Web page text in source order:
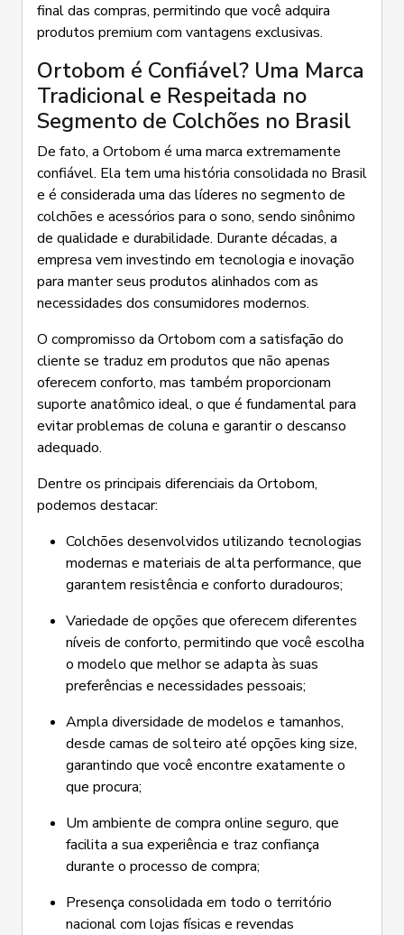
final das compras, permitindo que você adquira
produtos premium com vantagens exclusivas.
Ortobom é Confiável? Uma Marca
Tradicional e Respeitada no
Segmento de Colchões no Brasil
De fato, a Ortobom é uma marca extremamente
confiável. Ela tem uma história consolidada no Brasil
e é considerada uma das líderes no segmento de
colchões e acessórios para o sono, sendo sinônimo
de qualidade e durabilidade. Durante décadas, a
empresa vem investindo em tecnologia e inovação
para manter seus produtos alinhados com as
necessidades dos consumidores modernos.
O compromisso da Ortobom com a satisfação do
cliente se traduz em produtos que não apenas
oferecem conforto, mas também proporcionam
suporte anatômico ideal, o que é fundamental para
evitar problemas de coluna e garantir o descanso
adequado.
Dentre os principais diferenciais da Ortobom,
podemos destacar:
Colchões desenvolvidos utilizando tecnologias
modernas e materiais de alta performance, que
garantem resistência e conforto duradouros;
Variedade de opções que oferecem diferentes
níveis de conforto, permitindo que você escolha
o modelo que melhor se adapta às suas
preferências e necessidades pessoais;
Ampla diversidade de modelos e tamanhos,
desde camas de solteiro até opções king size,
garantindo que você encontre exatamente o
que procura;
Um ambiente de compra online seguro, que
facilita a sua experiência e traz confiança
durante o processo de compra;
Presença consolidada em todo o território
nacional com lojas físicas e revendas